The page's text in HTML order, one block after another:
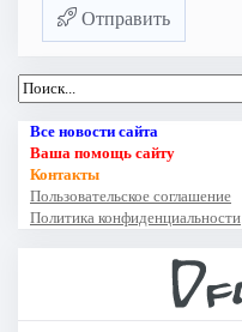
Отправить
Все новости сайта
Ваша помощь сайту
Контакты
Пользовательское соглашение
Политика конфиденциальности